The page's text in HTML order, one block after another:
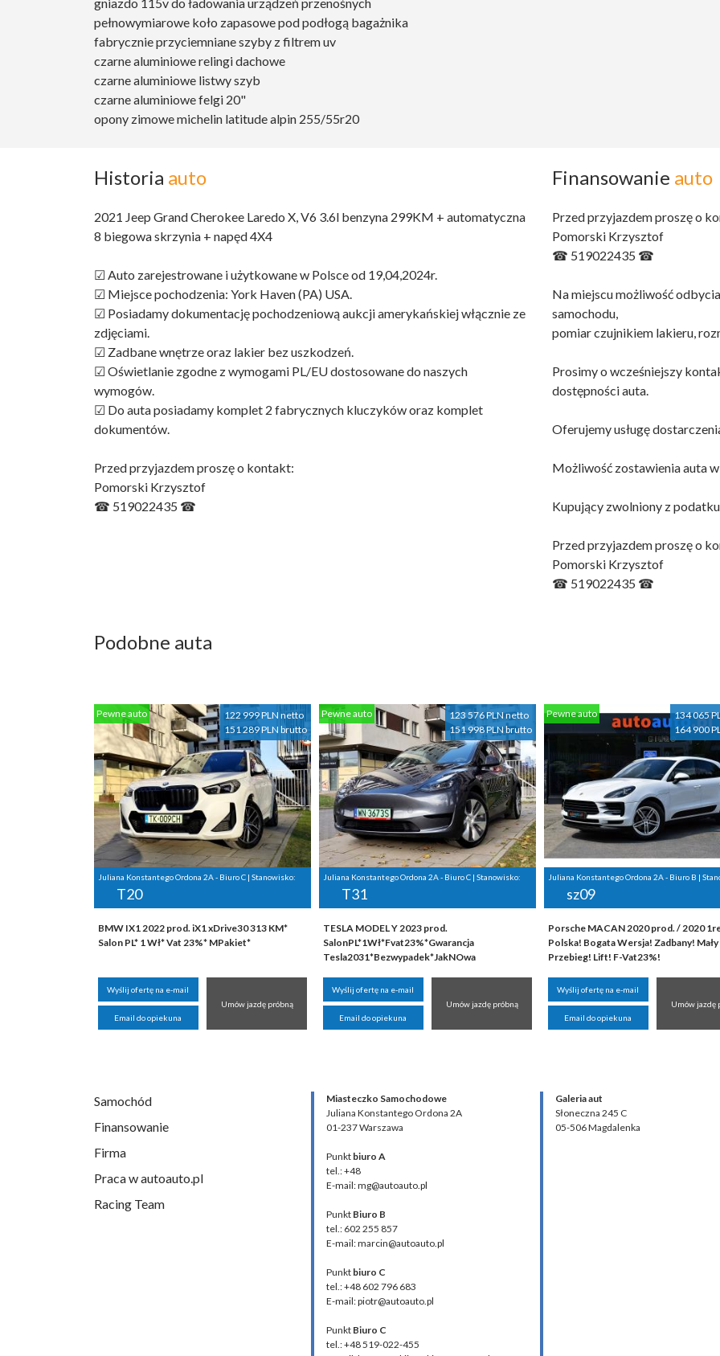
pełnowymiarowe koło zapasowe pod podłogą bagażnika
fabrycznie przyciemniane szyby z filtrem uv
czarne aluminiowe relingi dachowe
czarne aluminiowe listwy szyb
czarne aluminiowe felgi 20"
opony zimowe michelin latitude alpin 255/55r20
Historia auto Finansowanie auto
2021 Jeep Grand Cherokee Laredo X, V6 3.6l benzyna 299KM + automatyczna
8 biegowa skrzynia + napęd 4X4
☑ Auto zarejestrowane i użytkowane w Polsce od 19,04,2024r.
☑ Miejsce pochodzenia: York Haven (PA) USA.
☑ Posiadamy dokumentację pochodzeniową aukcji amerykańskiej włącznie ze
zdjęciami.
☑ Zadbane wnętrze oraz lakier bez uszkodzeń.
☑ Oświetlanie zgodne z wymogami PL/EU dostosowane do naszych
wymogów.
☑ Do auta posiadamy komplet 2 fabrycznych kluczyków oraz komplet
dokumentów.
Przed przyjazdem proszę o kontakt:
Pomorski Krzysztof
☎ 519022435 ☎
Przed przyjazdem proszę o
Pomorski Krzysztof
☎ 519022435 ☎
Na miejscu możliwość
samochodu,
pomiar czujnikiem lakieru,
Prosimy o wcześniejszy
dostępności auta.
Oferujemy usługę
Możliwość zostawienia auta
Kupujący zwolniony z
Przed przyjazdem proszę o
Pomorski Krzysztof
☎ 519022435 ☎
Podobne auta
122 999 PLN netto
151 289 PLN brutto
Pewne auto
Juliana Konstantego Ordona 2A - Biuro C | Stanowisko:
T20
BMW IX1 2022 prod. iX1 xDrive30 313 KM*
Salon PL* 1 Wł* Vat 23%* MPakiet*
Wyślij ofertę na e-mail
Email do opiekuna
Umów jazdę próbną
123 576 PLN netto
151 998 PLN brutto
Pewne auto
Juliana Konstantego Ordona 2A - Biuro C | Stanowisko:
T31
TESLA MODEL Y 2023 prod.
SalonPL*1Wł*Fvat23%*Gwarancja
Tesla2031*Bezwypadek*JakNOwa
Wyślij ofertę na e-mail
Email do opiekuna
Umów jazdę próbną
134 065
164 900
Pewne auto
Juliana Konstantego Ordona 2A - Biuro B |
sz09
Porsche MACAN 2020 prod. / 2020
Polska! Bogata Wersja! Zadbany! Mały
Przebieg! Lift! F-Vat23%!
Wyślij ofertę na e-mail
Email do opiekuna
Umów jazdę
Samochód
Finansowanie
Firma
Praca w autoauto.pl
Racing Team
Miasteczko Samochodowe
Juliana Konstantego Ordona 2A
01-237 Warszawa
Punkt biuro A
tel.: +48
E-mail: mg@autoauto.pl
Punkt Biuro B
tel.: 602 255 857
E-mail: marcin@autoauto.pl
Punkt biuro C
tel.: +48 602 796 683
E-mail: piotr@autoauto.pl
Punkt Biuro C
tel.: +48 519-022-455
Galeria aut
Słoneczna 245 C
05-506 Magdalenka